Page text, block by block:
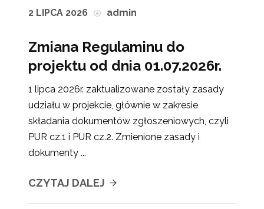
2 LIPCA 2026 admin
Zmiana Regulaminu do
projektu od dnia 01.07.2026r.
1 lipca 2026r. zaktualizowane zostały zasady
udziału w projekcie, głównie w zakresie
składania dokumentów zgłoszeniowych, czyli
PUR cz.1 i PUR cz.2. Zmienione zasady i
dokumenty ...
CZYTAJ DALEJ